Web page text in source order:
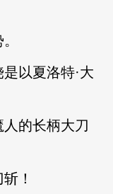
以夏洛特·大
的长柄大刀
！